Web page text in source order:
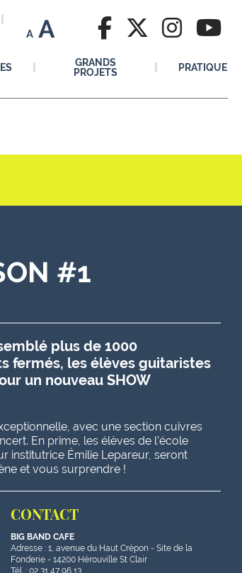
A A
GRANDS
PROJETS
PRATIQUE
#1
plus de 1000
fermés, les élèves guitaristes
un nouveau SHOW
avec une section cuivres
En prime, les élèves de l’école
institutrice Émilie Lepareur, seront
et vous surprendre !
CONTACT
BIG BAND CAFE
Adresse : 1, avenue du Haut Crépon - Site de la
Fonderie - 14200 Hérouville St Clair
Tél. : 02 31 47 96 13